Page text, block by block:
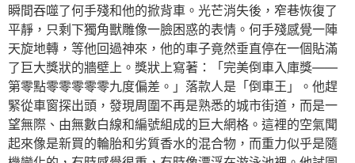
瞬間吞噬了何手殘和他的掀背車。光芒消失後，窄巷恢復了
平靜，只剩下獨角獸雕像一臉困惑的表情。何手殘感覺一陣
天旋地轉，等他回過神來，他的車子竟然垂直停在一個貼滿
了巨大獎狀的牆壁上。獎狀上寫著：「完美倒車入庫獎——
第零點零零零零零九度偏差。」落款人是「倒車王」。他趕
緊從車窗探出頭，發現周圍不再是熟悉的城市街道，而是一
望無際、由無數白線和編號組成的巨大網格。這裡的空氣聞
起來像是新買的輪胎和劣質香水的混合物，而重力似乎是隨